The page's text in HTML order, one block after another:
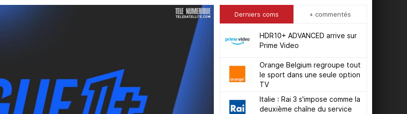
Derniers coms + commentés
HDR10+ ADVANCED arrive sur
Prime Video
Orange Belgium regroupe tout
le sport dans une seule option
TV
Italie : Rai 3 s'impose comme la
deuxième chaîne du service